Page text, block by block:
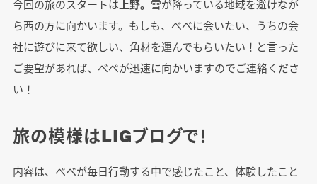
今回の旅のスタートは 上野。 雪が降っている地域を避けなが
ら西の方に向かいます。もしも、べべに会いたい、うちの会
社に遊びに来て欲しい、角材を運んでもらいたい！と言った
ご要望があれば、べべが迅速に向かいますのでご連絡くださ
い！
旅の模様はLIGブログで！
内容は、べべが毎日行動する中で感じたこと、体験したこと